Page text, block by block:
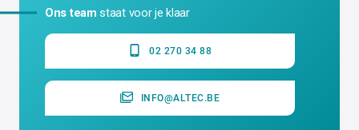
Ons team staat voor je klaar
02 270 34 88
INFO@ALTEC.BE